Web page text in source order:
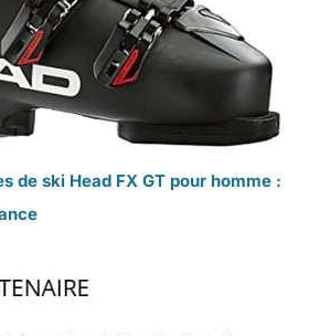
de ski Head FX GT pour homme :